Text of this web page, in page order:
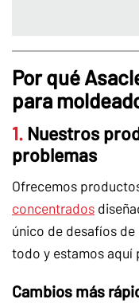
Por qué
para
1. Nuestros
problemas
Ofrecemos
concentrados
único de desafíos
todo y estamos aquí
Cambios más